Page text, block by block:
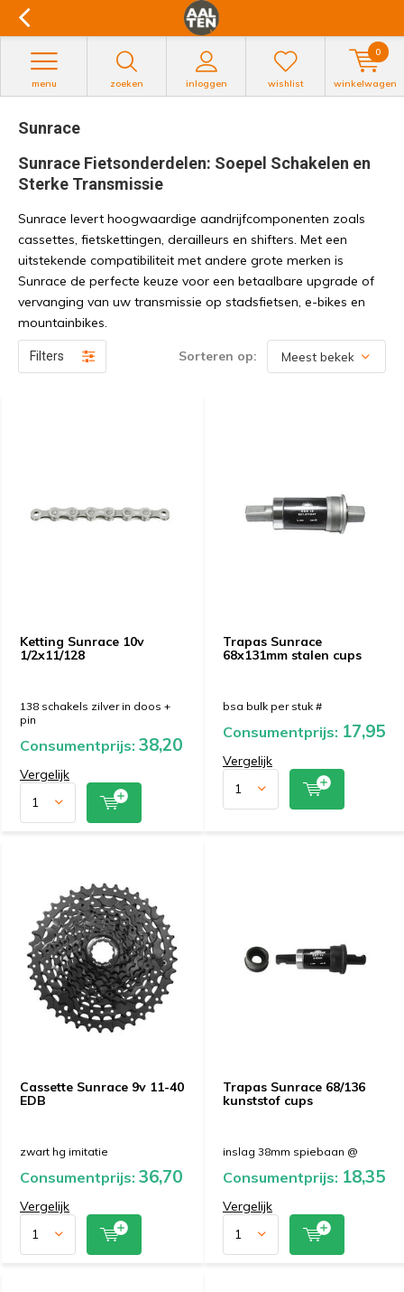
zoeken inloggen
menu wishlist winkelwagen
0
Sunrace
Sunrace Fietsonderdelen: Soepel Schakelen en
Sterke Transmissie
Sunrace levert hoogwaardige aandrijfcomponenten zoals
cassettes, fietskettingen, derailleurs en shifters. Met een
uitstekende compatibiliteit met andere grote merken is
Sunrace de perfecte keuze voor een betaalbare upgrade of
vervanging van uw transmissie op stadsfietsen, e-bikes en
mountainbikes.
Filters Sorteren op:
Ketting Sunrace 10v
1/2x11/128
138 schakels zilver in doos +
pin
Consumentprijs: 38,20
Vergelijk
Trapas Sunrace
68x131mm stalen cups
bsa bulk per stuk #
Consumentprijs: 17,95
Vergelijk
Cassette Sunrace 9v 11-40
EDB
zwart hg imitatie
Consumentprijs: 36,70
Vergelijk
Trapas Sunrace 68/136
kunststof cups
inslag 38mm spiebaan @
Consumentprijs: 18,35
Vergelijk